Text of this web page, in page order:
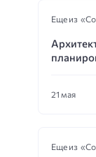
Еще из
21 мая
Еще из